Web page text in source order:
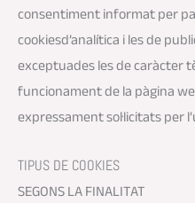
consentiment informat per
cookiesd’analítica i les de
exceptuades les de caràcter
funcionament de la pàgina
expressament sol·licitats per
TIPUS DE COOKIES
SEGONS LA FINALITAT